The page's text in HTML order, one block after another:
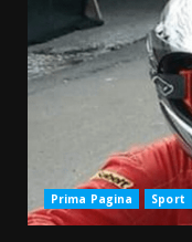
Prima Pagina Sport